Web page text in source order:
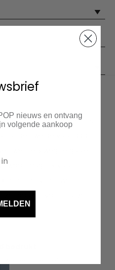
worden speciaal voor jou
waar mogelijk voor
nieuws en ontvang
volgende aankoop